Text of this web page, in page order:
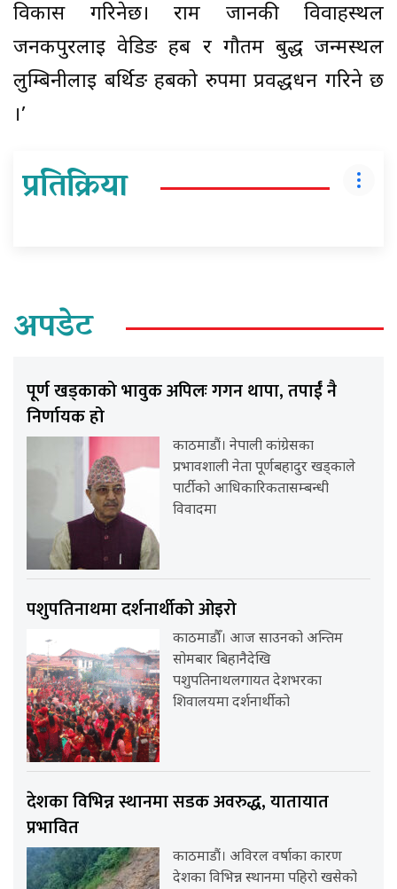
विकास गरिनेछ। राम जानकी विवाहस्थल
जनकपुरलाई वेडिङ हब र गौतम बुद्ध जन्मस्थल
लुम्बिनीलाई बर्थिङ हबको रुपमा प्रवर्द्धधन गरिने छ
।’
प्रतिक्रिया
अपडेट
पूर्ण खड्काको भावुक अपिलः गगन थापा, तपाईं नै
निर्णायक हो
काठमाडौं। नेपाली कांग्रेसका
प्रभावशाली नेता पूर्णबहादुर खड्काले
पार्टीको आधिकारिकतासम्बन्धी
विवादमा
पशुपतिनाथमा दर्शनार्थीको ओइरो
काठमाडौँ। आज साउनको अन्तिम
सोमबार बिहानैदेखि
पशुपतिनाथलगायत देशभरका
शिवालयमा दर्शनार्थीको
देशका विभिन्न स्थानमा सडक अवरुद्ध, यातायात
प्रभावित
काठमाडौं। अविरल वर्षाका कारण
देशका विभिन्न स्थानमा पहिरो खसेको